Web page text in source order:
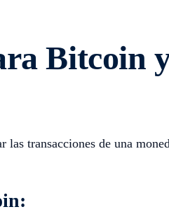
Bitcoin
transacciones de una